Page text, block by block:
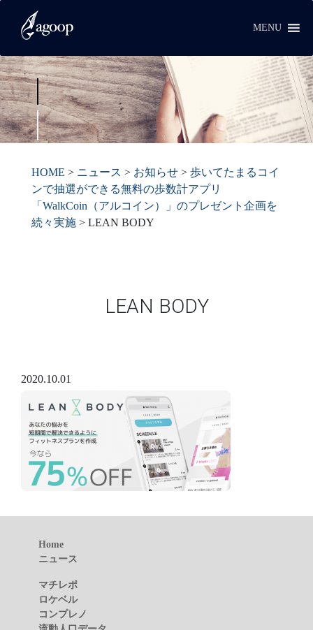
MENU
HOME > ニュース > お知らせ> 歩いてたまるコイ
ンで抽選ができる無料の歩数計アプリ
「WalkCoin（アルコイン）」のプレゼント企画を
続々実施> LEAN BODY
LEAN BODY
2020.10.01
Home
ニュース
マチレポ
ロケベル
コンプレノ